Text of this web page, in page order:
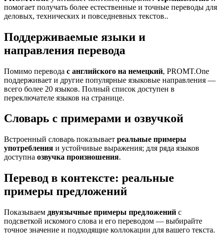
помогает получать более естественные и точные переводы для
деловых, технических и повседневных текстов..
Поддерживаемые языки и
направления перевода
Помимо перевода с английского на немецкий, PROMT.One
поддерживает и другие популярные языковые направления —
всего более 20 языков. Полный список доступен в
переключателе языков на странице.
Словарь с примерами и озвучкой
Встроенный словарь показывает реальные примеры
употребления и устойчивые выражения; для ряда языков
доступна озвучка произношения.
Перевод в контексте: реальные
примеры предложений
Показываем двуязычные примеры предложений с
подсветкой искомого слова и его переводом — выбирайте
точное значение и подходящие коллокации для вашего текста.